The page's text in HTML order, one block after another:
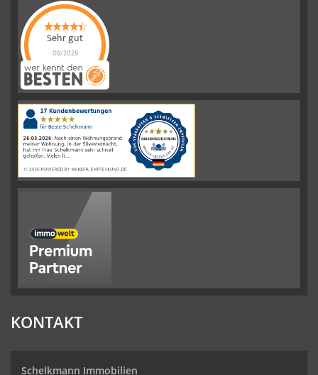
Sehr gut
08/2026
Schelkmann
Immobilienhat
|110Schelkmann
ImmobilienBewertungen
auf
werkenntdenBESTEN.de
KONTAKT
Schelkmann Immobilien